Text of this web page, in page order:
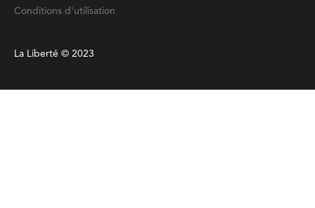
Conditions d'utilisation
La Liberté © 2023